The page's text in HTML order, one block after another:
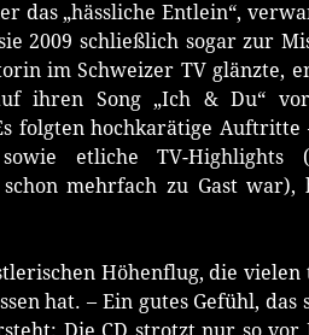
das „hässliche Entlein“,
2009 schließlich sogar zur
im Schweizer TV glänzte,
ihren Song „Ich & Du“
folgten hochkarätige
etliche TV-
schon mehrfach zu Gast
Höhenflug, die
hat. – Ein gutes Gefühl,